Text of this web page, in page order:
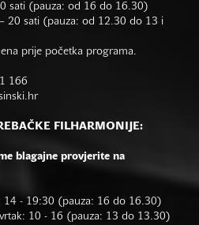
sati (pauza: od 16 do 16.30)
20 sati (pauza: od 12.30 do 13 i
prije početka programa.
166
FILHARMONIJE:
blagajne provjerite na
14 - 19:30 (pauza: 16 do 16.30)
10 - 16 (pauza: 13 do 13.30)